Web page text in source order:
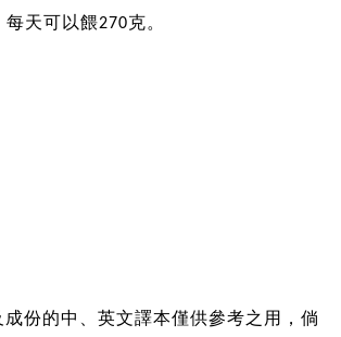
天可以餵270克。
份的中、英文譯本僅供參考之用，倘